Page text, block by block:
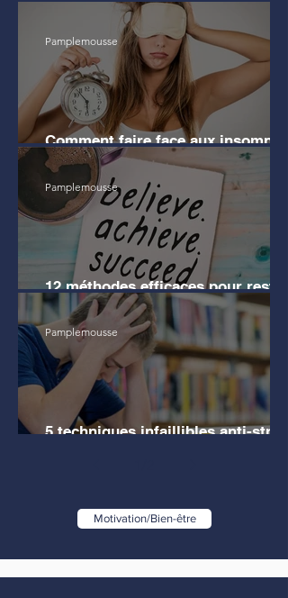
avant mes études de Droit
Comment faire face aux insomnies
?
Pamplemousse
12 méthodes efficaces pour rester
motivé pendant les révisions
Pamplemousse
5 techniques infaillibles anti-stress
Pamplemousse
Motivation/Bien-être